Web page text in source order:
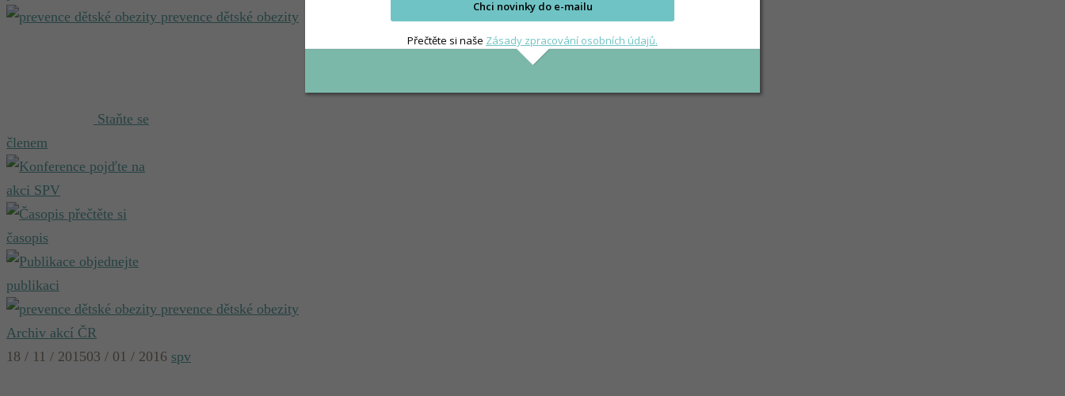
prevence dětské obezity
Staňte se
členem
pojďte na
akci SPV
přečtěte si
časopis
objednejte
publikaci
prevence dětské obezity
Archiv akcí ČR
18 / 11 / 201503 / 01 / 2016 spv
Chci novinky do e-mailu
Přečtěte si naše Zásady zpracování osobních údajů.